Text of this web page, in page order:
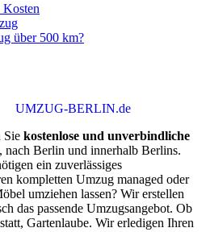
Bewertung